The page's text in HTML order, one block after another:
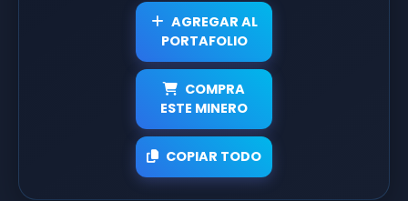
AGREGAR AL
PORTAFOLIO
COMPRA
ESTE MINERO
COPIAR TODO